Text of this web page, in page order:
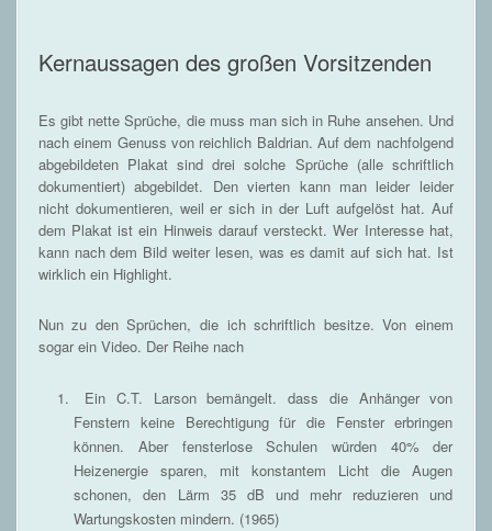
Kernaussagen des großen Vorsitzenden
Es gibt nette Sprüche, die muss man sich in Ruhe ansehen. Und
nach einem Genuss von reichlich Baldrian. Auf dem nachfolgend
abgebildeten Plakat sind drei solche Sprüche (alle schriftlich
dokumentiert) abgebildet. Den vierten kann man leider leider
nicht dokumentieren, weil er sich in der Luft aufgelöst hat. Auf
dem Plakat ist ein Hinweis darauf versteckt. Wer Interesse hat,
kann nach dem Bild weiter lesen, was es damit auf sich hat. Ist
wirklich ein Highlight.
Nun zu den Sprüchen, die ich schriftlich besitze. Von einem
sogar ein Video. Der Reihe nach
Ein C.T. Larson bemängelt. dass die Anhänger von
Fenstern keine Berechtigung für die Fenster erbringen
können. Aber fensterlose Schulen würden 40% der
Heizenergie sparen, mit konstantem Licht die Augen
schonen, den Lärm 35 dB und mehr reduzieren und
Wartungskosten mindern. (1965)